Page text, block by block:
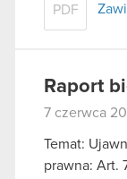
PDF
Raport
7 czerwca
Temat:
prawna: Art.